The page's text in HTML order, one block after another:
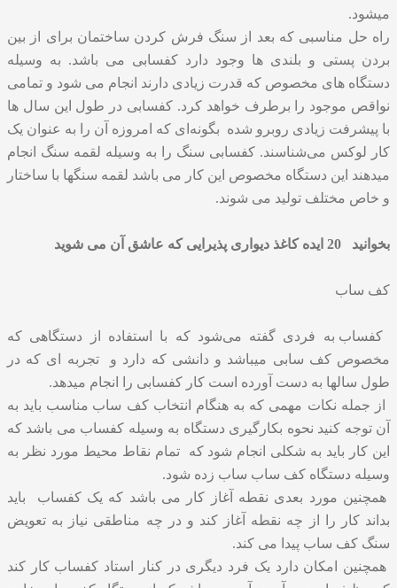
میشود.
راه حل مناسبی که بعد از سنگ فرش کردن ساختمان برای از بین
بردن پستی و بلندی ها وجود دارد کفسابی می باشد. به وسیله
دستگاه های مخصوص که قدرت زیادی دارند انجام می شود و تمامی
نواقص موجود را برطرف خواهد کرد. کفسابی در طول این سال ها
با پیشرفت زیادی روبرو شده بگونه‌ای که امروزه آن را به عنوان یک
کار لوکس می‌شناسند. کفسابی سنگ را به وسیله لقمه سنگ انجام
میدهند این دستگاه مخصوص این کار می باشد لقمه سنگها با ساختار
و خاص مختلف تولید می شوند.
بخوانید 20 ایده کاغذ دیواری پذیرایی که عاشق آن می شوید
کف ساب
کفساب به فردی گفته می‌شود که با استفاده از دستگاهی که
مخصوص کف سابی میباشد و دانشی که دارد و تجربه ای که در
طول سالها به دست آورده است کار کفسابی را انجام میدهد.
از جمله نکات مهمی که به هنگام انتخابکف ساب مناسب باید به
آن توجه کنید نحوه بکارگیری دستگاه به وسیله کفساب می باشد که
این کار باید به شکلی انجام شود که تمام نقاط محیط مورد نظر به
وسیله دستگاه کف ساب ساب زده شود.
همچنین مورد بعدی نقطه آغاز کار می باشد که یک کفساب باید
بداند کار را از چه نقطه آغاز کند و در چه مناطقی نیاز به تعویض
سنگ کف ساب پیدا می کند.
همچنین امکان دارد یک فرد دیگری در کنار استاد کفساب کار کند